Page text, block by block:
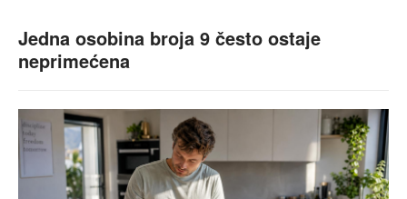
Jedna osobina broja 9 često ostaje
neprimećena